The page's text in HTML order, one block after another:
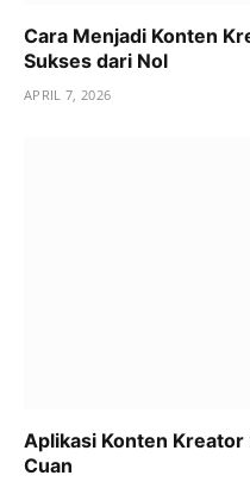
Cara Menjadi Konten
Sukses dari Nol
APRIL 7, 2026
Aplikasi Konten
Cuan